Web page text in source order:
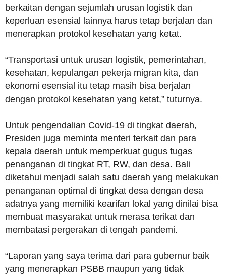
berkaitan dengan sejumlah urusan logistik dan
keperluan esensial lainnya harus tetap berjalan dan
menerapkan protokol kesehatan yang ketat.
“Transportasi untuk urusan logistik, pemerintahan,
kesehatan, kepulangan pekerja migran kita, dan
ekonomi esensial itu tetap masih bisa berjalan
dengan protokol kesehatan yang ketat,” tuturnya.
Untuk pengendalian Covid-19 di tingkat daerah,
Presiden juga meminta menteri terkait dan para
kepala daerah untuk memperkuat gugus tugas
penanganan di tingkat RT, RW, dan desa. Bali
diketahui menjadi salah satu daerah yang melakukan
penanganan optimal di tingkat desa dengan desa
adatnya yang memiliki kearifan lokal yang dinilai bisa
membuat masyarakat untuk merasa terikat dan
membatasi pergerakan di tengah pandemi.
“Laporan yang saya terima dari para gubernur baik
yang menerapkan PSBB maupun yang tidak